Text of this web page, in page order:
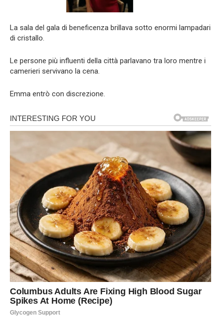
La sala del gala di beneficenza brillava sotto enormi lampadari
di cristallo.
Le persone più influenti della città parlavano tra loro mentre i
camerieri servivano la cena.
Emma entrò con discrezione.